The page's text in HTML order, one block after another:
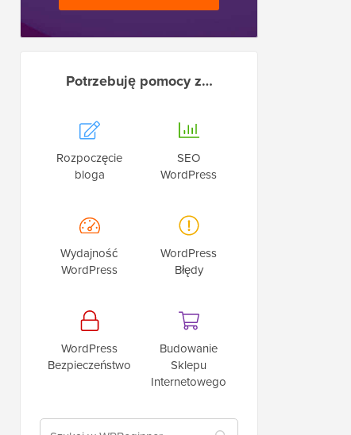
Potrzebuję pomocy z…
Rozpoczęcie
bloga
SEO
WordPress
Wydajność
WordPress
WordPress
Błędy
WordPress
Bezpieczeństwo
Budowanie
Sklepu
Internetowego